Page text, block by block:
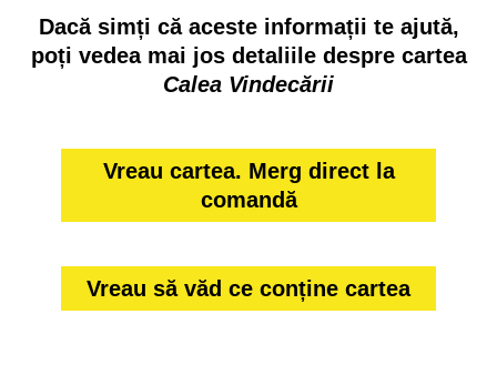
Dacă simți că aceste informații te ajută,
poți vedea mai jos detaliile despre cartea
Calea Vindecării
Vreau cartea. Merg direct la
comandă
Vreau să văd ce conține cartea